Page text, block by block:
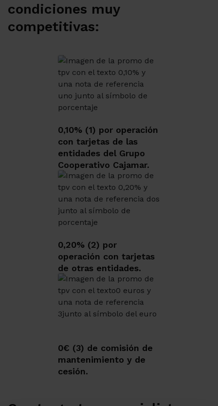
condiciones muy
competitivas:
0,10% (1) por operación
con tarjetas de las
entidades del Grupo
Cooperativo Cajamar.
0,20% (2) por
operación con tarjetas
de otras entidades.
0€ (3) de comisión de
mantenimiento y de
cesión.